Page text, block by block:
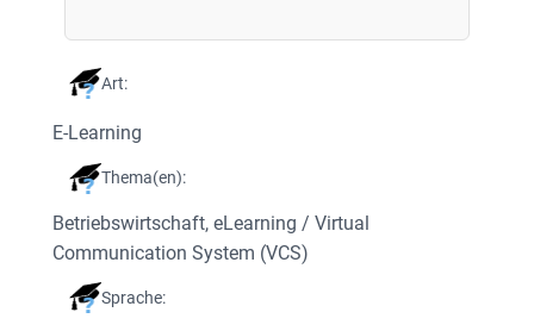
Art:
E-Learning
Thema(en):
Betriebswirtschaft, eLearning / Virtual
Communication System (VCS)
Sprache: